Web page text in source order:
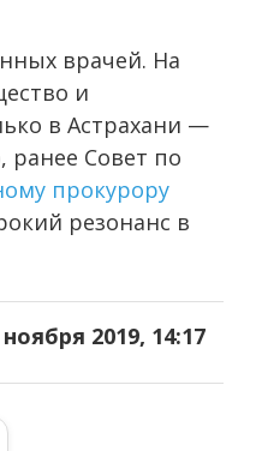
врачей. На
и
в Астрахани —
ранее Совет по
прокурору
резонанс в
ноября 2019, 14:17